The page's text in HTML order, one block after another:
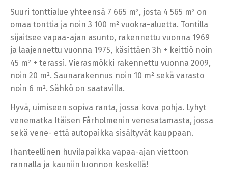
Suuri tonttialue yhteensä 7 665 m², josta 4 565 m² on
omaa tonttia ja noin 3 100 m² vuokra-aluetta. Tontilla
sijaitsee vapaa-ajan asunto, rakennettu vuonna 1969
ja laajennettu vuonna 1975, käsittäen 3h + keittiö noin
45 m² + terassi. Vierasmökki rakennettu vuonna 2009,
noin 20 m². Saunarakennus noin 10 m² sekä varasto
noin 6 m². Sähkö on saatavilla.
Hyvä, uimiseen sopiva ranta, jossa kova pohja. Lyhyt
venematka Itäisen Fårholmenin venesatamasta, jossa
sekä vene- että autopaikka sisältyvät kauppaan.
Ihanteellinen huvilapaikka vapaa-ajan viettoon
rannalla ja kauniin luonnon keskellä!